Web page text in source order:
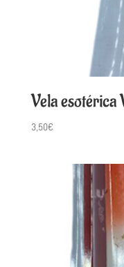
Vela esotérica
3,50€